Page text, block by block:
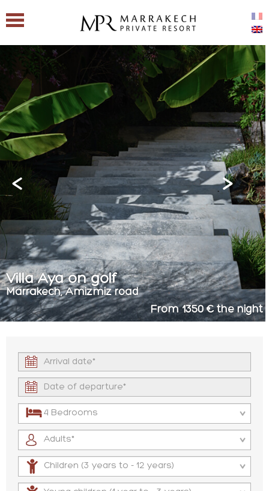
Villa Aya on golf
Marrakech, Amizmiz road
From 1350 € the night